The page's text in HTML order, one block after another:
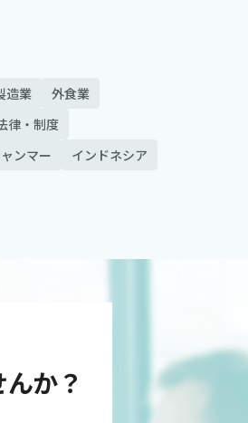
造業
外食業
律・制度
ンマー
インドネシア
か？